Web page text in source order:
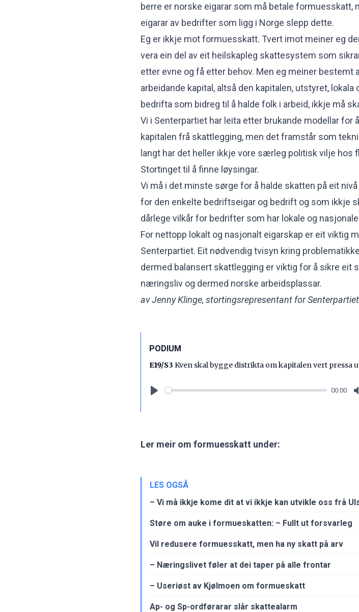
berre er norske eigarar som må betale formuesskatt,
eigarar av bedrifter som ligg i Norge slepp dette.
Eg er ikkje mot formuesskatt. Tvert imot meiner eg
vera ein del av eit heilskapleg skattesystem som
etter evne og få etter behov. Men eg meiner bestemt
arbeidande kapital, altså den kapitalen, utstyret, lokala
bedrifta som bidreg til å halde folk i arbeid, ikkje må
Vi i Senterpartiet har leita etter brukande modellar for
kapitalen frå skattlegging, men det framstår som
langt har det heller ikkje vore særleg politisk vilje hos
Stortinget til å finne løysingar.
Vi må i det minste sørge for å halde skatten på eit
for den enkelte bedriftseigar og bedrift og som ikkje
dårlege vilkår for bedrifter som har lokale og nasjonale
For nettopp lokalt og nasjonalt eigarskap er eit viktig
Senterpartiet. Eit nødvendig tvisyn kring
dermed balansert skattlegging er viktig for å sikre eit
næringsliv og dermed norske arbeidsplassar.
av Jenny Klinge, stortingsrepresentant for
PODIUM
E19/S3 Kven skal bygge distrikta om kapitalen vert pressa
00:00
Ler meir om formuesskatt under:
LES OGSÅ
– Vi må ikkje kome dit at vi ikkje kan utvikle oss frå
Støre om auke i formueskatten: – Fullt ut forsvarleg
Vil redusere formuesskatt, men ha ny skatt på arv
– Næringslivet føler at dei taper på alle frontar
– Useriøst av Kjølmoen om formueskatt
Ap- og Sp-ordførarar slår skattealarm